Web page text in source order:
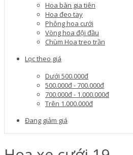
Hoa bàn gia tiên
Hoa đeo tay
Phông hoa cưới
Vòng hoa đội đầu
Chùm Hoa treo trần
Lọc theo giá
Dưới 500.000đ
500.000đ - 700.000đ
700.000đ - 1.000.000đ
Trên 1.000.000đ
Đang giảm giá